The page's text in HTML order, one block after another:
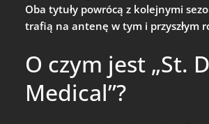
Oba tytuły powrócą z kolejnymi
trafią na antenę w tym i przyszłym
O czym jest „St.
Medical”?